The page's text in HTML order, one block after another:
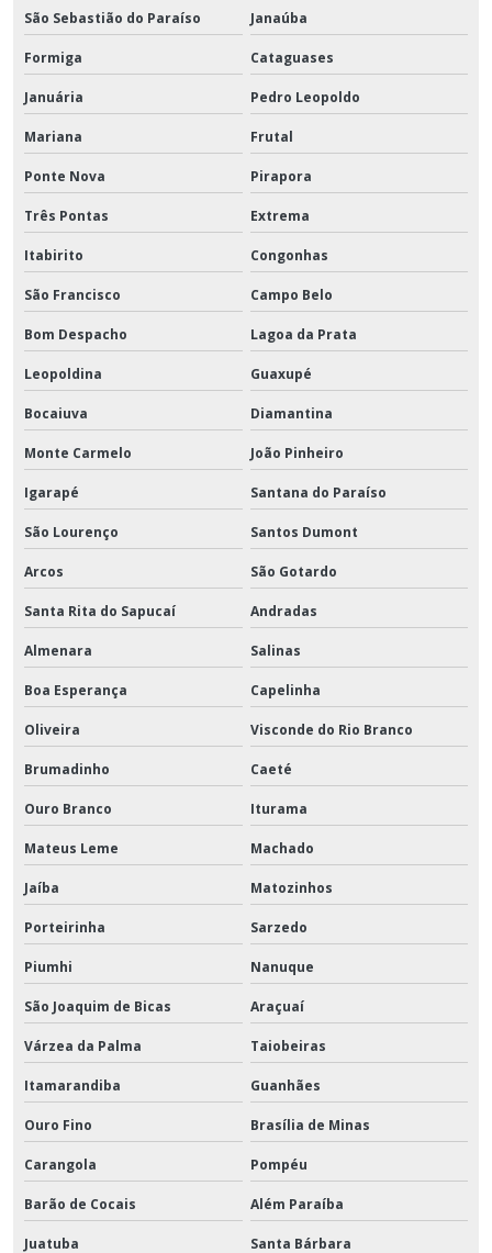
São Sebastião do Paraíso Janaúba
Formiga Cataguases
Januária Pedro Leopoldo
Mariana Frutal
Ponte Nova Pirapora
Três Pontas Extrema
Itabirito Congonhas
São Francisco Campo Belo
Bom Despacho Lagoa da Prata
Leopoldina Guaxupé
Bocaiuva Diamantina
Monte Carmelo João Pinheiro
Igarapé Santana do Paraíso
São Lourenço Santos Dumont
Arcos São Gotardo
Santa Rita do Sapucaí Andradas
Almenara Salinas
Boa Esperança Capelinha
Oliveira Visconde do Rio Branco
Brumadinho Caeté
Ouro Branco Iturama
Mateus Leme Machado
Jaíba Matozinhos
Porteirinha Sarzedo
Piumhi Nanuque
São Joaquim de Bicas Araçuaí
Várzea da Palma Taiobeiras
Itamarandiba Guanhães
Ouro Fino Brasília de Minas
Carangola Pompéu
Barão de Cocais Além Paraíba
Juatuba Santa Bárbara